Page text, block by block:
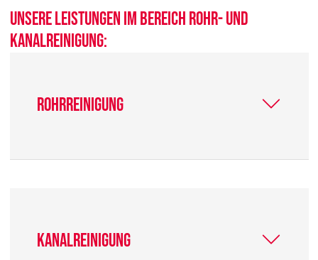
Unsere Leistungen im Bereich Rohr- und
Kanalreinigung:
Rohrreinigung
Kanalreinigung